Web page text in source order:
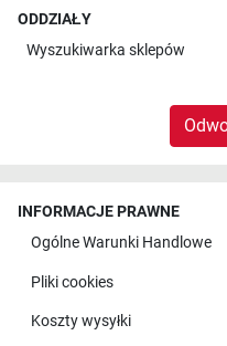
ODDZIAŁY
Wyszukiwarka sklepów
INFORMACJE PRAWNE
Ogólne Warunki Handlowe
Pliki cookies
Koszty wysyłki